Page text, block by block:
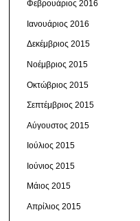
Φεβρουάριος 2016
Ιανουάριος 2016
Δεκέμβριος 2015
Νοέμβριος 2015
Οκτώβριος 2015
Σεπτέμβριος 2015
Αύγουστος 2015
Ιούλιος 2015
Ιούνιος 2015
Μάιος 2015
Απρίλιος 2015